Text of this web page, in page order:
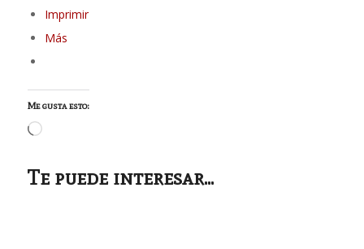
Imprimir
Más
Me gusta esto:
Cargando...
Te puede interesar...